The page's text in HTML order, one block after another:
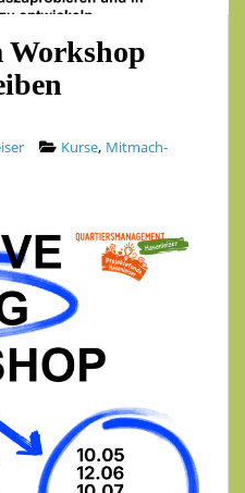
Workshop
Kurse, Mitmach-